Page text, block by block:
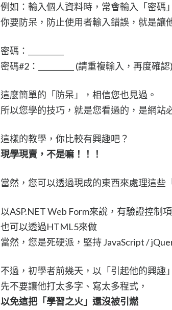
例如：輸入個人資料時，常會輸入「密碼
你要防呆，防止使用者輸入錯誤，就是讓
密碼：__________
密碼#2：__________ (請重複輸入，再度確認)
這麼簡單的「防呆」，相信您也見過。
所以您學的技巧，就是您看過的，是網站
這樣的教學，你比較有興趣吧？
現學現賣，不是嘛！！！
當然，您可以透過現成的東西來處理這些
以ASP.NET Web Form來說，有驗證控制項
也可以透過HTML5來做
當然，您是死硬派，堅持 JavaScript /
不過，初學者前幾天，以「引起他的興趣
先不要讓他打太多字、寫太多程式，
以免這把「學習之火」還沒被引燃